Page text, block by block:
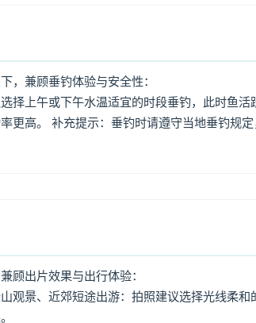
，兼顾垂钓体验与安全性：
择上午或下午水温适宜的时段垂钓，此时鱼活
更高。 补充提示：垂钓时请遵守当地垂钓规
顾出片效果与出行体验：
观景、近郊短途出游：拍照建议选择光线柔和